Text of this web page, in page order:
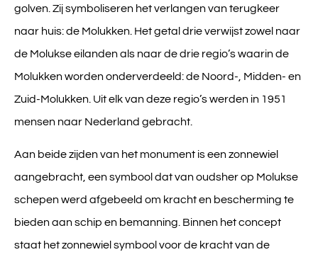
golven . Zij symboliseren het verlangen van terugkeer
naar huis: de Molukken. Het getal drie verwijst zowel naar
de Molukse eilanden als naar de drie regio’s waarin de
Molukken worden onderverdeeld: de Noord-, Midden- en
Zuid-Molukken. Uit elk van deze regio’s werden in 1951
mensen naar Nederland gebracht.
Aan beide zijden van het monument is eenzonnewiel
aangebracht, een symbool dat van oudsher op Molukse
schepen werd afgebeeld om kracht en bescherming te
bieden aan schip en bemanning. Binnen het concept
staat het zonnewiel symbool voor de kracht van de